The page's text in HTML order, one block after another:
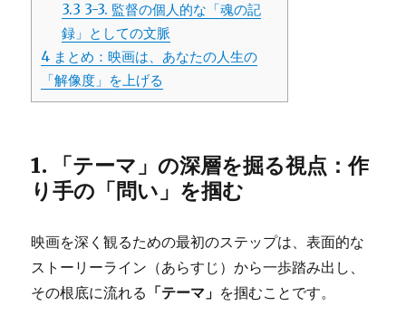
3.3 3-3. 監督の個人的な「魂の記
録」としての文脈
4 まとめ：映画は、あなたの人生の
「解像度」を上げる
1. 「テーマ」の深層を掘る視点：作
り手の「問い」を掴む
映画を深く観るための最初のステップは、表面的な
ストーリーライン（あらすじ）から一歩踏み出し、
その根底に流れる 「テーマ」 を掴むことです。